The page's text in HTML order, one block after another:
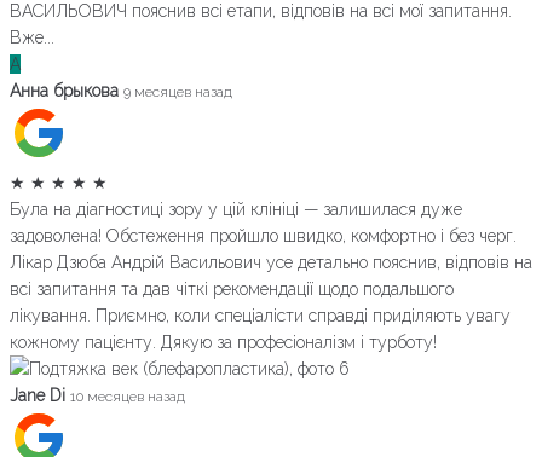
ВАСИЛЬОВИЧ пояснив всі етапи, відповів на всі мої запитання.
Вже...
А
Анна брыкова 9 месяцев назад
★ ★ ★ ★ ★
Була на діагностиці зору у цій клініці — залишилася дуже
задоволена! Обстеження пройшло швидко, комфортно і без черг.
Лікар Дзюба Андрій Васильович усе детально пояснив, відповів на
всі запитання та дав чіткі рекомендації щодо подальшого
лікування. Приємно, коли спеціалісти справді приділяють увагу
кожному пацієнту. Дякую за професіоналізм і турботу!
Jane Di 10 месяцев назад